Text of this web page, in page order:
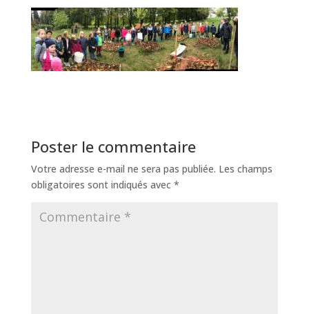
Poster le commentaire
Votre adresse e-mail ne sera pas publiée. Les champs
obligatoires sont indiqués avec *